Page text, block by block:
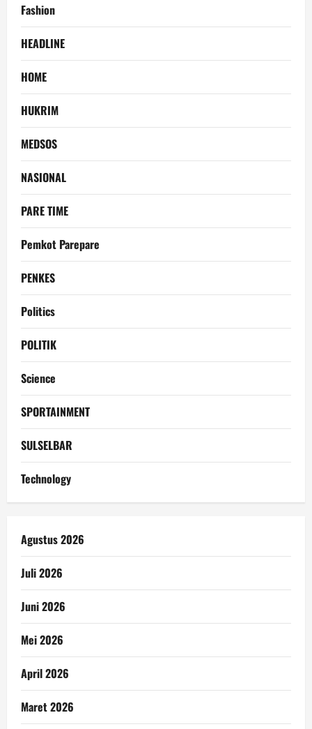
Fashion
HEADLINE
HOME
HUKRIM
MEDSOS
NASIONAL
PARE TIME
Pemkot Parepare
PENKES
Politics
POLITIK
Science
SPORTAINMENT
SULSELBAR
Technology
Agustus 2026
Juli 2026
Juni 2026
Mei 2026
April 2026
Maret 2026